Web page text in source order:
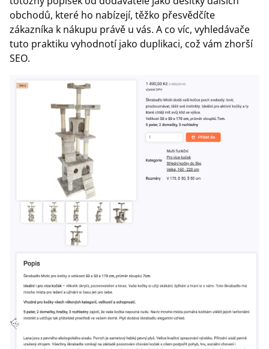
obchodů, které ho nabízejí, těžko přesvědčíte
zákazníka k nákupu právě u vás. A co víc, vyhledávače
tuto praktiku vyhodnotí jako duplikaci, což vám zhorší
SEO.